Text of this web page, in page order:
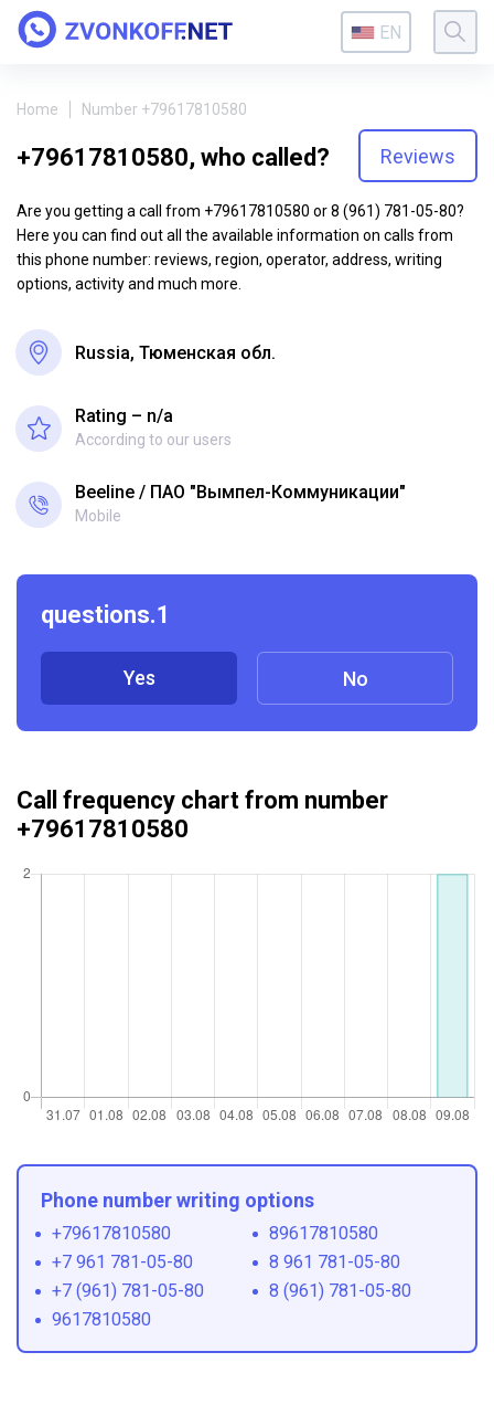
EN
Home Number +79617810580
+79617810580, who called? Reviews
Are you getting a call from +79617810580 or 8 (961) 781-05-80?
Here you can find out all the available information on calls from
this phone number: reviews, region, operator, address, writing
options, activity and much more.
Russia, Тюменская обл.
Rating – n/a
According to our users
Beeline ПАО "Вымпел-Коммуникации"
Mobile
questions.1
Yes No
Call frequency chart from number
+79617810580
Phone number writing options
+79617810580
89617810580
+7 961 781-05-80
8 961 781-05-80
+7 (961) 781-05-80
8 (961) 781-05-80
9617810580